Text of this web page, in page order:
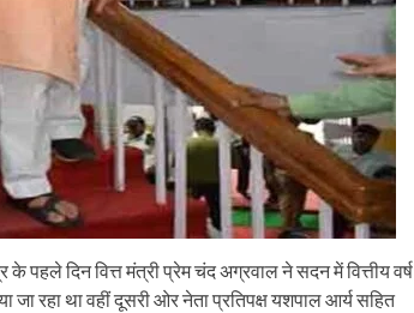
पहले दिन वित्त मंत्री प्रेम चंद अग्रवाल ने सदन में वित्तीय वर्ष
रहा था वहीं दूसरी ओर नेता प्रतिपक्ष यशपाल आर्य सहित